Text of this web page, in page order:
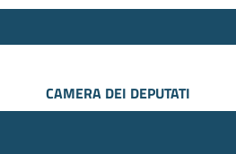
CAMERA DEI DEPUTATI